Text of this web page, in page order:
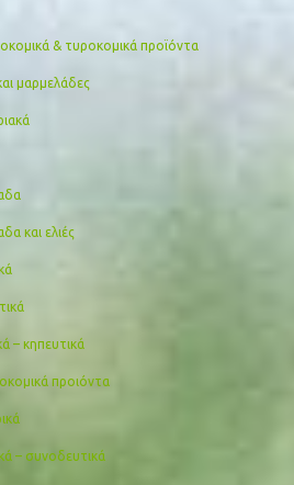
& τυροκομικά προϊόντα
μαρμελάδες
και ελιές
– κηπευτικά
προιόντα
– συνοδευτικά